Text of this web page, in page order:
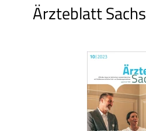
Ärzteblatt